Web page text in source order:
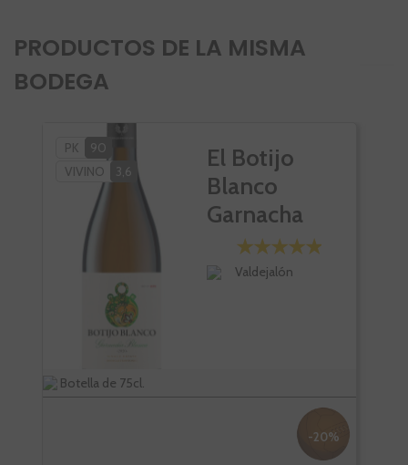
PRODUCTOS DE LA MISMA
BODEGA
PK
90
VIVINO
3,6
El Botijo
Blanco
Garnacha
Blanca
Valdejalón
Botella de 75cl.
-20%